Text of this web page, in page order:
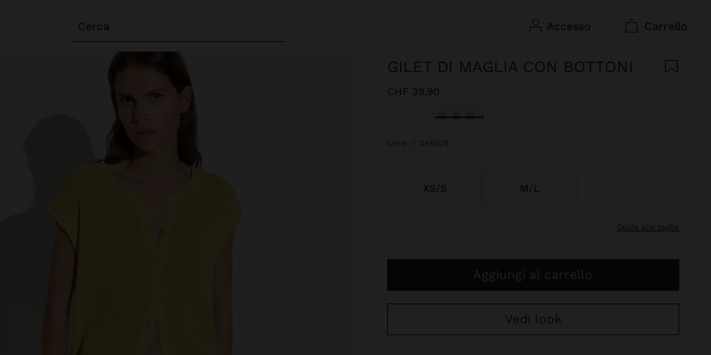
Cerca accesso carrello
GILET DI MAGLIA CON BOTTONI
CHF 39,90
Selezionato
Lime 245028
XS/S M/L
guida alle taglie
Aggiungi al carrello
Vedi look